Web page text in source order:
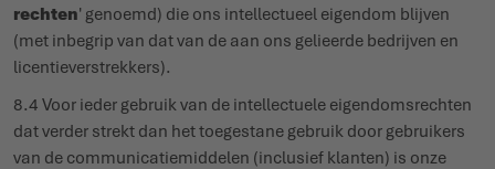
rechten' genoemd) die ons intel­lectueel eigendom blijven
(met inbegrip van dat van de aan ons gelieerde bedrijven en
licen­tie­ver­strekkers).
8.4 Voor ieder gebruik van de intel­lectuele eigen­doms­rechten
dat verder strekt dan het toegestane gebruik door gebruikers
van de commu­ni­ca­tie­middelen (inclusief klanten) is onze